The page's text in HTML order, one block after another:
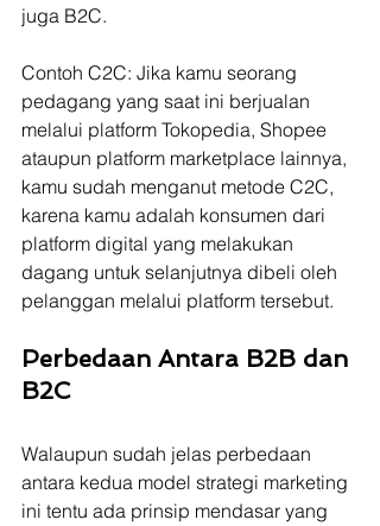
juga B2C.
Contoh C2C: Jika kamu seorang
pedagang yang saat ini berjualan
melalui platform Tokopedia, Shopee
ataupun platform marketplace lainnya,
kamu sudah menganut metode C2C,
karena kamu adalah konsumen dari
platform digital yang melakukan
dagang untuk selanjutnya dibeli oleh
pelanggan melalui platform tersebut.
Perbedaan Antara B2B dan
B2C
Walaupun sudah jelas perbedaan
antara kedua model strategi marketing
ini tentu ada prinsip mendasar yang